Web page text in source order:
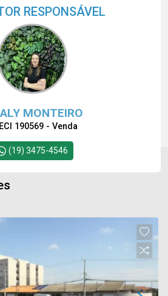
RESPONSÁVEL
MONTEIRO
190569 - Venda
(19) 3475-4546